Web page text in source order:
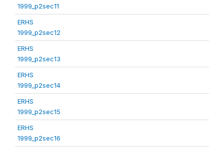
1999_p2sec11
ERHS
1999_p2sec12
ERHS
1999_p2sec13
ERHS
1999_p2sec14
ERHS
1999_p2sec15
ERHS
1999_p2sec16